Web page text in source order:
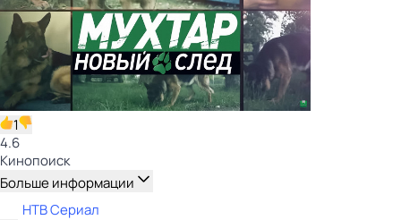
1
4.6
Кинопоиск
Больше информации
НТВ Сериал